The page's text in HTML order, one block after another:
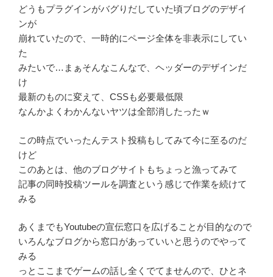
どうもプラグインがバグりだしていた頃ブログのデザイ
ンが
崩れていたので、一時的にページ全体を非表示にしてい
た
みたいで…まぁそんなこんなで、ヘッダーのデザインだ
け
最新のものに変えて、CSSも必要最低限
なんかよくわかんないヤツは全部消したったｗ
この時点でいったんテスト投稿もしてみて今に至るのだ
けど
このあとは、他のブログサイトもちょっと漁ってみて
記事の同時投稿ツールを調査という感じで作業を続けて
みる
あくまでもYoutubeの宣伝窓口を広げることが目的なので
いろんなブログから窓口があっていいと思うのでやって
みる
っとここまでゲームの話し全くでてませんので、ひとネ